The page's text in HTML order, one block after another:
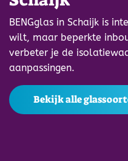
BENGglas in Schaijk is
wilt, maar beperkte
verbeter je de
aanpassingen.
Bekijk alle